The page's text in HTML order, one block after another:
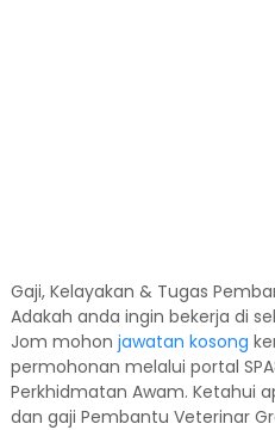
Gaji, Kelayakan & Tugas
Adakah anda ingin bekerja di
Jom mohon jawatan kosong
permohonan melalui portal
Perkhidmatan Awam. Ketahui
dan gaji Pembantu Veterinar